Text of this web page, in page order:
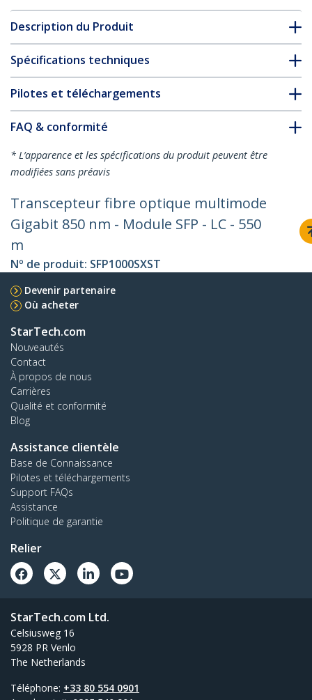
Description du Produit
Spécifications techniques
Pilotes et téléchargements
FAQ & conformité
* L’apparence et les spécifications du produit peuvent être
modifiées sans préavis
Transcepteur fibre optique multimode
Gigabit 850 nm - Module SFP - LC - 550
m
Nº de produit: SFP1000SXST
Devenir partenaire
Où acheter
StarTech.com
Nouveautés
Contact
À propos de nous
Carrières
Qualité et conformité
Blog
Assistance clientèle
Base de Connaissance
Pilotes et téléchargements
Support FAQs
Assistance
Politique de garantie
Relier
StarTech.com Ltd.
Celsiusweg 16
5928 PR Venlo
The Netherlands
Téléphone: +33 80 554 0901